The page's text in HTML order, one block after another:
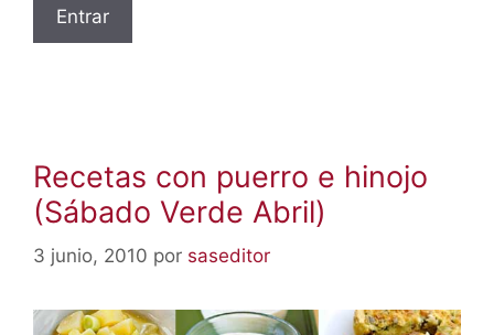
Recetas con puerro e hinojo
(Sábado Verde Abril)
3 junio, 2010 por saseditor